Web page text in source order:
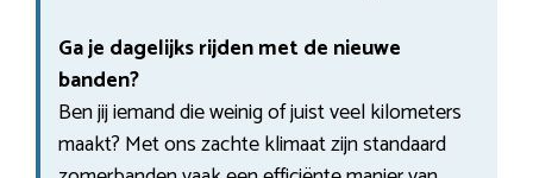
Ga je dagelijks rijden met de nieuwe
banden?
Ben jij iemand die weinig of juist veel kilometers
maakt? Met ons zachte klimaat zijn standaard